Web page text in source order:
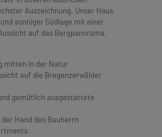
Auszeichnung. Unser Haus
sonniger Südlage mit einer
auf das Bergpanorama.
mitten in der Natur
auf die Bregenzerwälder
gemütlich ausgestattete
Hand des Bauherrn